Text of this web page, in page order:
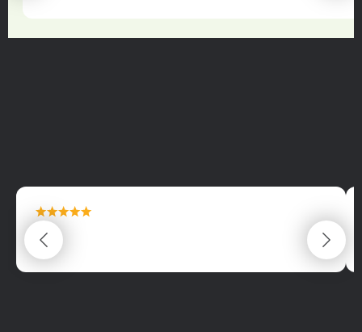
maximální spokojenost
22.06.2025